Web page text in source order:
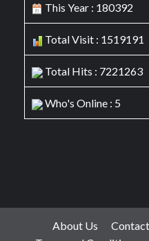
This Year : 180392
Total Visit : 1519191
Total Hits : 7221263
Who's Online : 5
About Us